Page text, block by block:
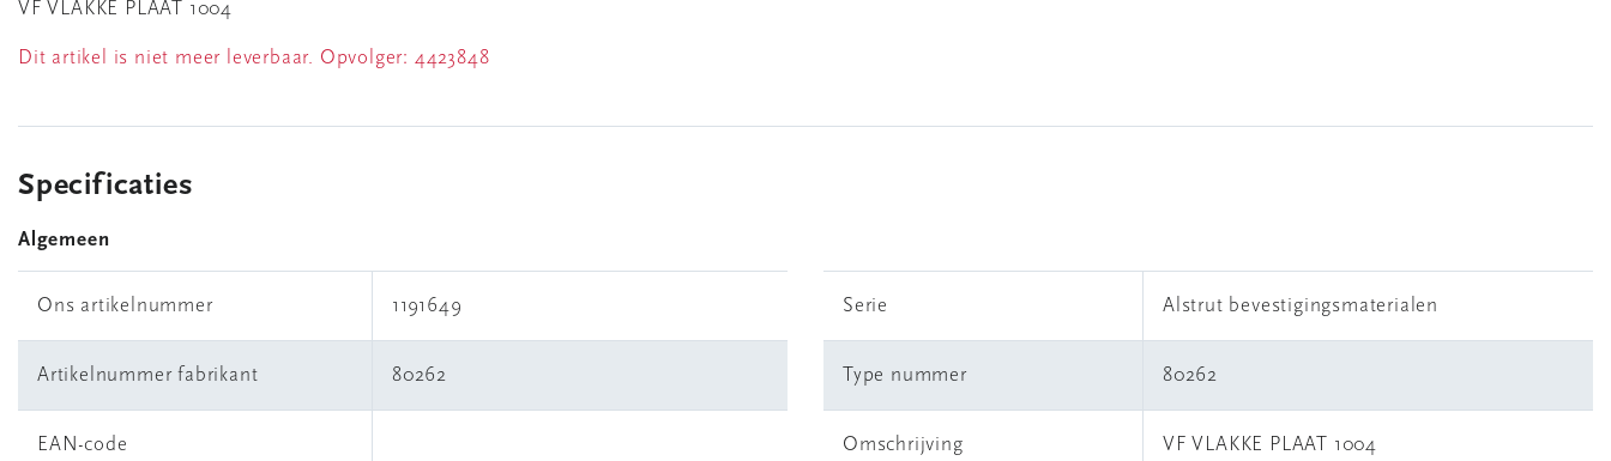
VF VLAKKE PLAAT 1004
Dit artikel is niet meer leverbaar. Opvolger: 4423848
Specificaties
Algemeen
Ons artikelnummer 1191649
Artikelnummer fabrikant 80262
EAN-code
Serie Alstrut bevestigingsmaterialen
Type nummer 80262
Omschrijving VF VLAKKE PLAAT 1004